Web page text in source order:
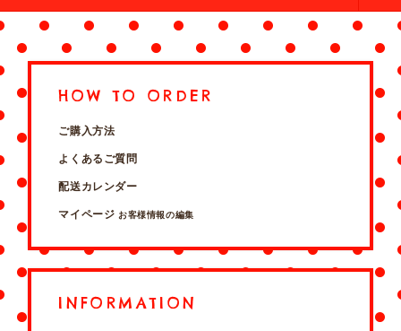
HOW TO ORDER
ご購入方法
よくあるご質問
配送カレンダー
マイページ お客様情報の編集
INFORMATION